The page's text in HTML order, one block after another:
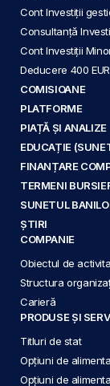
Cont Investiții
Consultanță
Cont Investiții
Deducere 400 EUR
COMISIOANE
PLATFORME
PIAȚĂ ȘI ANALIZE
EDUCAȚIE
FINANȚARE
TERMENI
SUNETUL
ȘTIRI
COMPANIE
Obiectul de
Structura
Carieră
PRODUSE ȘI
Titluri de stat
Opțiuni de
Opțiuni de